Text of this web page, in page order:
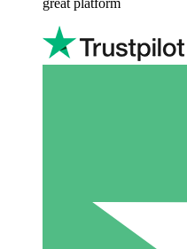
great platform